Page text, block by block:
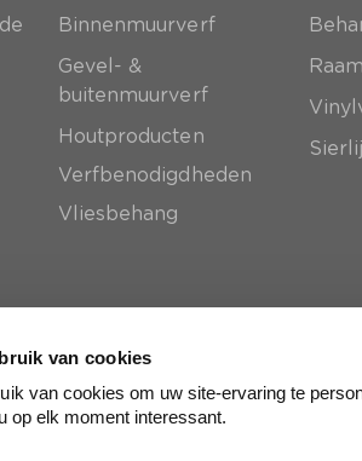
van cookies
van cookies om uw site-ervaring te
op elk moment interessant.
Binnenmuurverf
Gevel- &
buitenmuurverf
Houtproducten
Verfbenodigdheden
Vliesbehang